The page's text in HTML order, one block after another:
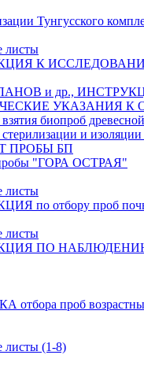
Тунгусского
листы
К
и др.,
УКАЗАНИЯ К
биопроб
и изоляции
ПРОБЫ БП
"ГОРА ОСТРАЯ"
листы
по отбору проб почв
листы
ПО
отбора проб
листы (1-8)